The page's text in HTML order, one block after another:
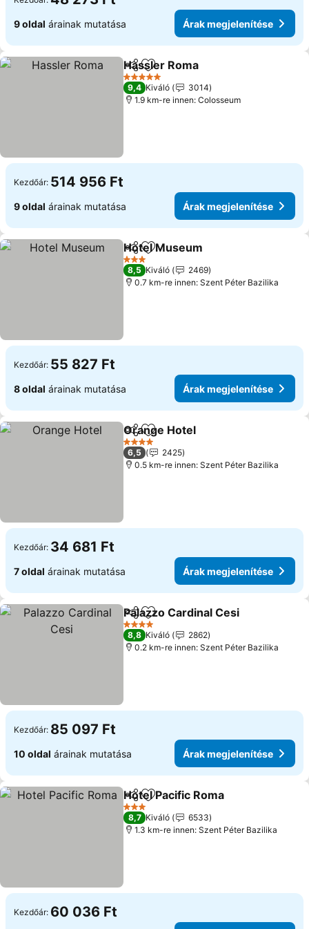
9 oldal árainak mutatása Árak megjelenítése
Megosztás
Hozzáadás a kedvencekhez
Hassler Roma
5 Kategória
9,4 Kiváló
3014
1.9 km-re innen: Colosseum
Kezdőár: 514 956 Ft
9 oldal árainak mutatása Árak megjelenítése
Megosztás
Hozzáadás a kedvencekhez
Hotel Museum
3 Kategória
8,5 Kiváló
2469
0.7 km-re innen: Szent Péter Bazilika
Kezdőár: 55 827 Ft
8 oldal árainak mutatása Árak megjelenítése
Megosztás
Hozzáadás a kedvencekhez
Orange Hotel
4 Kategória
6,5
2425
0.5 km-re innen: Szent Péter Bazilika
Kezdőár: 34 681 Ft
7 oldal árainak mutatása Árak megjelenítése
Megosztás
Hozzáadás a kedvencekhez
Palazzo Cardinal Cesi
4 Kategória
8,8 Kiváló
2862
0.2 km-re innen: Szent Péter Bazilika
Kezdőár: 85 097 Ft
10 oldal árainak mutatása Árak megjelenítése
Megosztás
Hozzáadás a kedvencekhez
Hotel Pacific Roma
3 Kategória
8,7 Kiváló
6533
1.3 km-re innen: Szent Péter Bazilika
Kezdőár: 60 036 Ft